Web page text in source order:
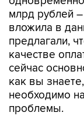
млрд рублей
вложила в
предлагали,
качестве
сейчас
как вы
необходимо
проблемы.